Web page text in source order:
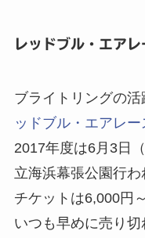
レッドブル・エア
ブライトリングの
ッドブル・エアレ
2017年度は6月3日
立海浜幕張公園行わ
チケットは6,000円
いつも早めに売り